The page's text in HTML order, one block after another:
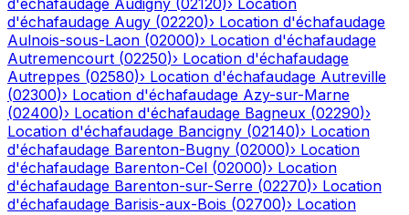
d'échafaudage Audigny (02120)› Location
d'échafaudage Augy (02220)› Location d'échafaudage
Aulnois-sous-Laon (02000)› Location d'échafaudage
Autremencourt (02250)› Location d'échafaudage
Autreppes (02580)› Location d'échafaudage Autreville
(02300)› Location d'échafaudage Azy-sur-Marne
(02400)› Location d'échafaudage Bagneux (02290)›
Location d'échafaudage Bancigny (02140)› Location
d'échafaudage Barenton-Bugny (02000)› Location
d'échafaudage Barenton-Cel (02000)› Location
d'échafaudage Barenton-sur-Serre (02270)› Location
d'échafaudage Barisis-aux-Bois (02700)› Location